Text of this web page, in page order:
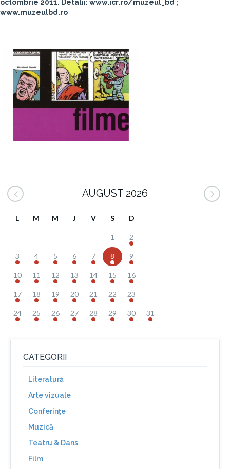
octombrie 2011. Detalii: www.icr.ro/muzeul_bd ;
www.muzeulbd.ro
AUGUST 2026
L M M J V S D
1 2
3 4 5 6 7 8 9
10 11 12 13 14 15 16
17 18 19 20 21 22 23
24 25 26 27 28 29 30 31
CATEGORII
Literatură
Arte vizuale
Conferinţe
Muzică
Teatru & Dans
Film